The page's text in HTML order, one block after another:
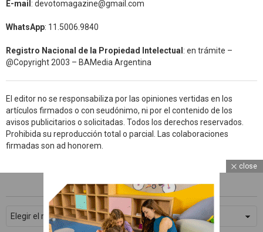
E-mail : devotomagazine@gmail.com
WhatsApp: 11.5006.9840
Registro Nacional de la Propiedad Intelectual : en trámite –
@Copyright 2003 – BAMedia Argentina
El editor no se responsabiliza por las opiniones vertidas en los
artículos firmados o con seudónimo, ni por el contenido de los
avisos publicitarios o solicitadas. Todos los derechos reservados.
Prohibida su reproducción total o parcial. Las colaboraciones
firmadas son ad honorem.
ARCHIVOS
WhatsApp
Facebook
close